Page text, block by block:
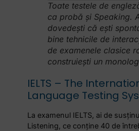
Toate testele de
ca probă și Speaking.
dovedești că ești
bine tehnicile de
de examenele clasice
construiești un
IELTS – The
Language Testing
La examenul IELTS, ai de
Listening, ce conține 40 de